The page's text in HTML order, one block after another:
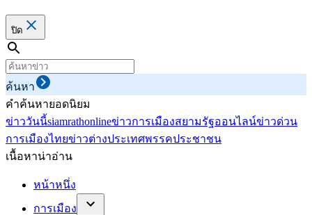
ปิด
ค้นหา
คำค้นหายอดนิยม
ข่าววันนี้siamrathonlineข่าวการเมืองสยามรัฐออนไลน์ข่าวด่วน
การเมืองไทยข่าวต่างประเทศพรรคประชาชน
เนื้อหาน่าอ่าน
หน้าหนึ่ง
การเมือง